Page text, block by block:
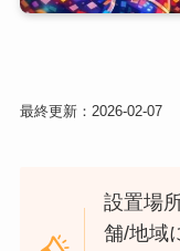
最終更新： 2026-02-07
設置場
舗/地域